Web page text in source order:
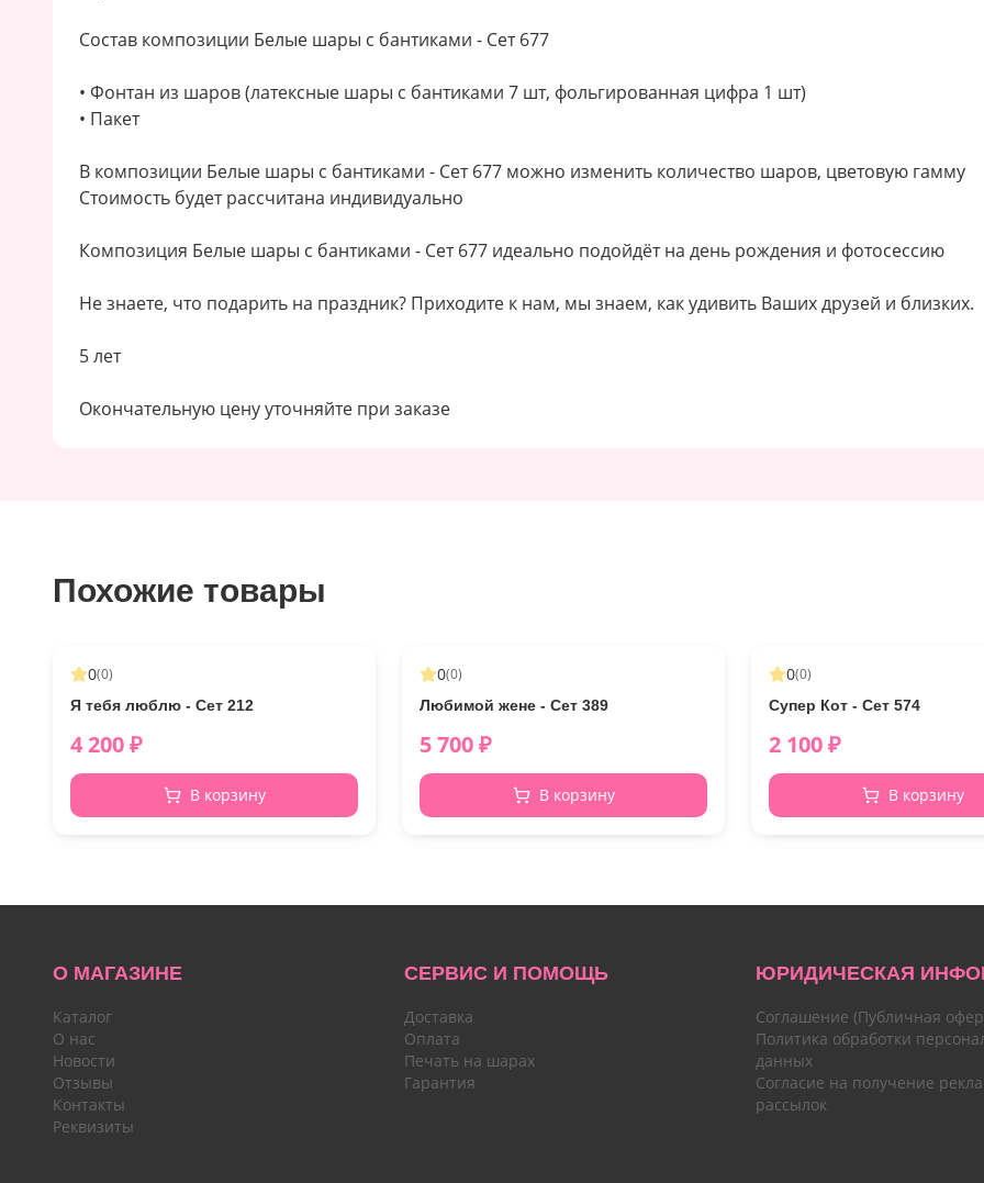
Состав композиции Белые шары с бантиками - Сет 677
• Фонтан из шаров (латексные шары с бантиками 7 шт, фольгированная цифра 1 шт)
• Пакет
В композиции Белые шары с бантиками - Сет 677 можно изменить количество шаров, цветовую гамму
Стоимость будет рассчитана индивидуально
Композиция Белые шары с бантиками - Сет 677 идеально подойдёт на день рождения и фотосессию
Не знаете, что подарить на праздник? Приходите к нам, мы знаем, как удивить Ваших друзей и близких.
5 лет
Окончательную цену уточняйте при заказе
Похожие товары
0(0)
Я тебя люблю - Сет 212
4 200₽
В корзину
0(0)
Любимой жене - Сет 389
5 700₽
В корзину
0(0)
Супер Кот - Сет 574
2 100₽
В корзину
О МАГАЗИНЕ
Каталог
О нас
Новости
Отзывы
Контакты
Реквизиты
СЕРВИС И ПОМОЩЬ
Доставка
Оплата
Печать на шарах
Гарантия
ЮРИДИЧЕСКАЯ
Соглашение (Публичная
Политика обработки
данных
Согласие на получение
рассылок